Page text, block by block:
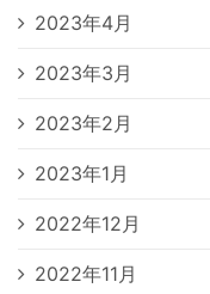
2023年4月
2023年3月
2023年2月
2023年1月
2022年12月
2022年11月